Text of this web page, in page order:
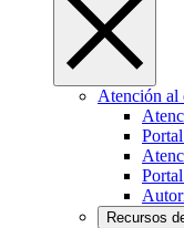
Atención al
Recursos